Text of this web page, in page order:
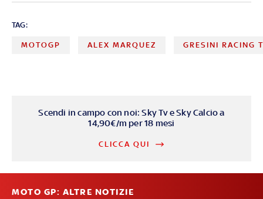
TAG:
MOTOGP ALEX MARQUEZ GRESINI RACING
Scendi in campo con noi: Sky Tv e Sky Calcio a
14,90€/m per 18 mesi
CLICCA QUI
MOTO GP: ALTRE NOTIZIE